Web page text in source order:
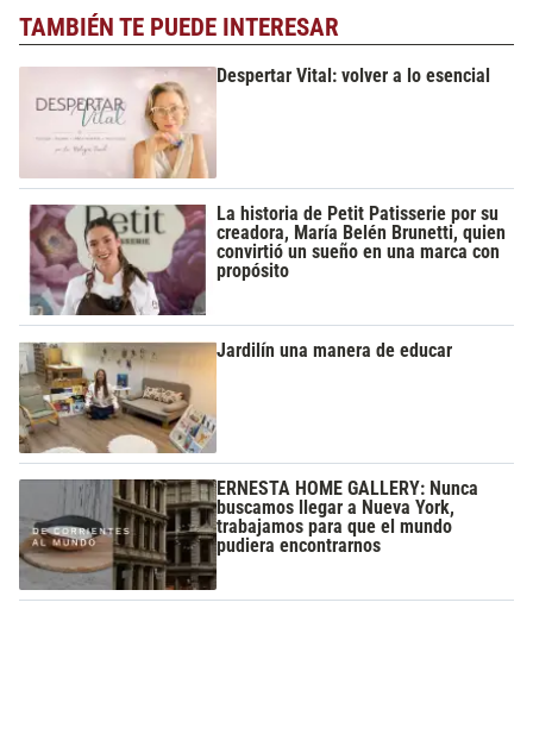
TAMBIÉN TE PUEDE INTERESAR
Despertar Vital: volver a lo esencial
La historia de Petit Patisserie por su
creadora, María Belén Brunetti, quien
convirtió un sueño en una marca con
propósito
Jardilín una manera de educar
ERNESTA HOME GALLERY: Nunca
buscamos llegar a Nueva York,
trabajamos para que el mundo
pudiera encontrarnos